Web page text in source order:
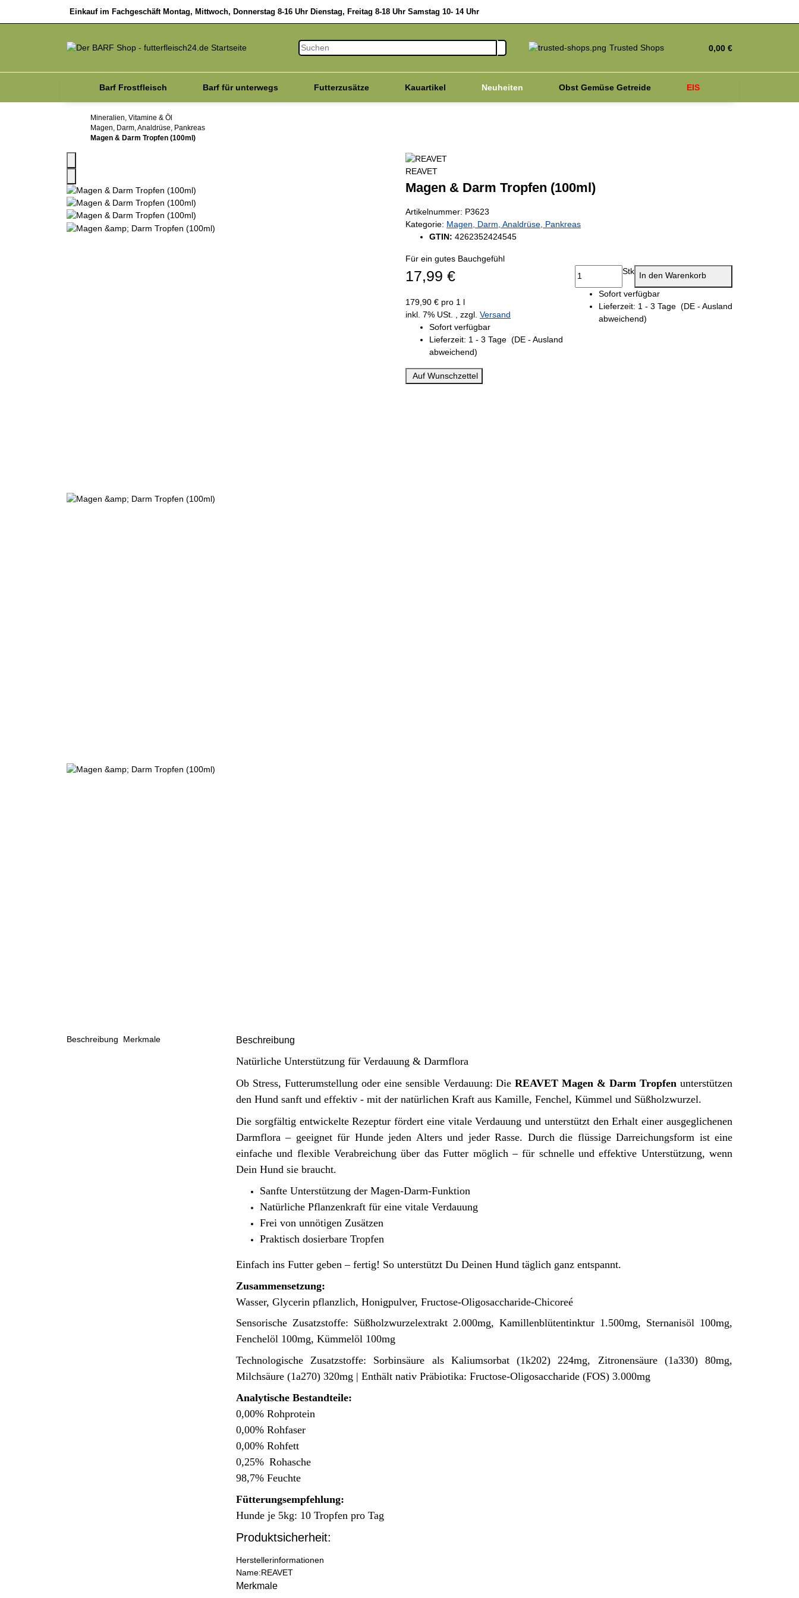
Einkauf im Fachgeschäft Montag, Mittwoch, Donnerstag 8-16 Uhr Dienstag, Freitag 8-18 Uhr Samstag 10- 14 Uhr
Trusted Shops 0,00 €
Barf Frostfleisch Barf für unterwegs Futterzusätze Kauartikel Neuheiten Obst Gemüse Getreide EIS
Sale
Mineralien, Vitamine & Öl
Magen, Darm, Analdrüse, Pankreas
Magen & Darm Tropfen (100ml)
REAVET
Magen & Darm Tropfen (100ml)
Artikelnummer: P3623
Kategorie: Magen, Darm, Analdrüse, Pankreas
GTIN: 4262352424545
Für ein gutes Bauchgefühl
17,99 €
179,90 € pro 1 l
inkl. 7% USt. , zzgl. Versand
Sofort verfügbar
Lieferzeit: 1 - 3 Tage (DE - Ausland
abweichend)
Stk In den Warenkorb
Sofort verfügbar
Lieferzeit: 1 - 3 Tage (DE - Ausland
abweichend)
Auf Wunschzettel
Beschreibung Merkmale Beschreibung
Natürliche Unterstützung für Verdauung & Darmflora
Ob Stress, Futterumstellung oder eine sensible Verdauung: DieREAVET Magen & Darm Tropfenunterstützen
den Hund sanft und effektiv - mit der natürlichen Kraft aus Kamille, Fenchel, Kümmel und Süßholzwurzel.
Die sorgfältig entwickelte Rezeptur fördert eine vitale Verdauung und unterstützt den Erhalt einer ausgeglichenen
Darmflora – geeignet für Hunde jeden Alters und jeder Rasse. Durch die flüssige Darreichungsform ist eine
einfache und flexible Verabreichung über das Futter möglich – für schnelle und effektive Unterstützung, wenn
Dein Hund sie braucht.
Sanfte Unterstützung der Magen-Darm-Funktion
Natürliche Pflanzenkraft für eine vitale Verdauung
Frei von unnötigen Zusätzen
Praktisch dosierbare Tropfen
Einfach ins Futter geben – fertig! So unterstützt Du Deinen Hund täglich ganz entspannt.
Zusammensetzung:
Wasser, Glycerin pflanzlich, Honigpulver, Fructose-Oligosaccharide-Chicoreé
Sensorische Zusatzstoffe: Süßholzwurzelextrakt 2.000mg, Kamillenblütentinktur 1.500mg, Sternanisöl 100mg,
Fenchelöl 100mg, Kümmelöl 100mg
Technologische Zusatzstoffe: Sorbinsäure als Kaliumsorbat (1k202) 224mg, Zitronensäure (1a330) 80mg,
Milchsäure (1a270) 320mg | Enthält nativ Präbiotika: Fructose-Oligosaccharide (FOS) 3.000mg
Analytische Bestandteile:
0,00% Rohprotein
0,00% Rohfaser
0,00% Rohfett
0,25% Rohasche
98,7% Feuchte
Fütterungsempfehlung:
Hunde je 5kg: 10 Tropfen pro Tag
Produktsicherheit:
Herstellerinformationen
Name:REAVET
Merkmale